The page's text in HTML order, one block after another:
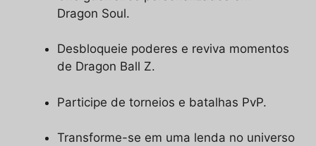
Dragon Soul.
Desbloqueie poderes e reviva momentos
de Dragon Ball Z.
Participe de torneios e batalhas PvP.
Transforme-se em uma lenda no universo